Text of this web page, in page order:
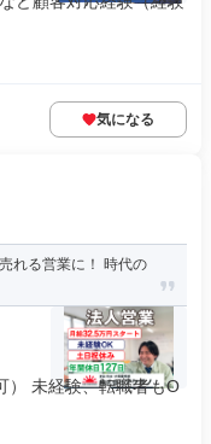
気になる
れる営業に！ 時代の
） 未経験、転職者もO